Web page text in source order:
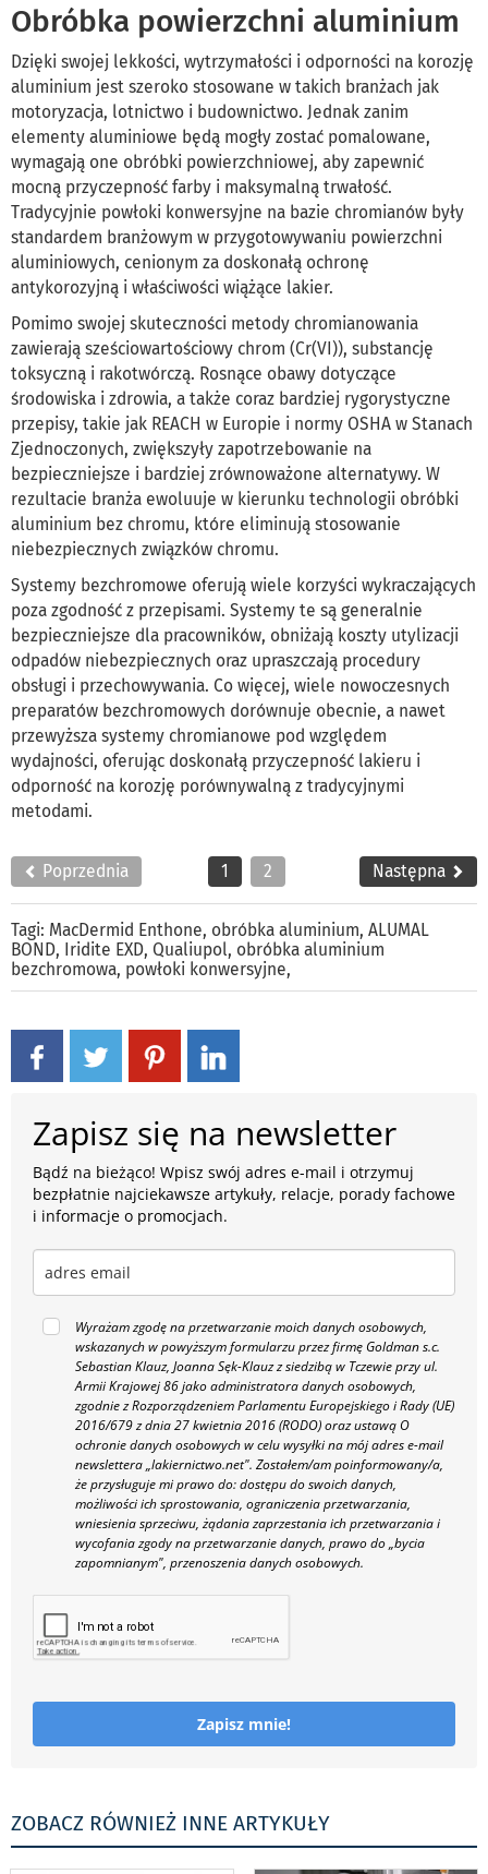
Obróbka powierzchni aluminium
Dzięki swojej lekkości, wytrzymałości i odporności na korozję
aluminium jest szeroko stosowane w takich branżach jak
motoryzacja, lotnictwo i budownictwo. Jednak zanim
elementy aluminiowe będą mogły zostać pomalowane,
wymagają one obróbki powierzchniowej, aby zapewnić
mocną przyczepność farby i maksymalną trwałość.
Tradycyjnie powłoki konwersyjne na bazie chromianów były
standardem branżowym w przygotowywaniu powierzchni
aluminiowych, cenionym za doskonałą ochronę
antykorozyjną i właściwości wiążące lakier.
Pomimo swojej skuteczności metody chromianowania
zawierają sześciowartościowy chrom (Cr(VI)), substancję
toksyczną i rakotwórczą. Rosnące obawy dotyczące
środowiska i zdrowia, a także coraz bardziej rygorystyczne
przepisy, takie jak REACH w Europie i normy OSHA w Stanach
Zjednoczonych, zwiększyły zapotrzebowanie na
bezpieczniejsze i bardziej zrównoważone alternatywy. W
rezultacie branża ewoluuje w kierunku technologii obróbki
aluminium bez chromu, które eliminują stosowanie
niebezpiecznych związków chromu.
Systemy bezchromowe oferują wiele korzyści wykraczających
poza zgodność z przepisami. Systemy te są generalnie
bezpieczniejsze dla pracowników, obniżają koszty utylizacji
odpadów niebezpiecznych oraz upraszczają procedury
obsługi i przechowywania. Co więcej, wiele nowoczesnych
preparatów bezchromowych dorównuje obecnie, a nawet
przewyższa systemy chromianowe pod względem
wydajności, oferując doskonałą przyczepność lakieru i
odporność na korozję porównywalną z tradycyjnymi
metodami.
Poprzednia 1 2 Następna
Tagi: MacDermid Enthone, obróbka aluminium, ALUMAL
BOND, Iridite EXD, Qualiupol, obróbka aluminium
bezchromowa, powłoki konwersyjne,
Zapisz się na newsletter
Bądź na bieżąco! Wpisz swój adres e-mail i otrzymuj
bezpłatnie najciekawsze artykuły, relacje, porady fachowe
i informacje o promocjach.
Wyrażam zgodę na przetwarzanie moich danych osobowych,
wskazanych w powyższym formularzu przez firmę Goldman s.c.
Sebastian Klauz, Joanna Sęk-Klauz z siedzibą w Tczewie przy ul.
Armii Krajowej 86 jako administratora danych osobowych,
zgodnie z Rozporządzeniem Parlamentu Europejskiego i Rady (UE)
2016/679 z dnia 27 kwietnia 2016 (RODO) oraz ustawą O
ochronie danych osobowych w celu wysyłki na mój adres e-mail
newslettera „lakiernictwo.net". Zostałem/am poinformowany/a,
że przysługuje mi prawo do: dostępu do swoich danych,
możliwości ich sprostowania, ograniczenia przetwarzania,
wniesienia sprzeciwu, żądania zaprzestania ich przetwarzania i
wycofania zgody na przetwarzanie danych, prawo do „bycia
zapomnianym", przenoszenia danych osobowych.
Zapisz mnie!
ZOBACZ RÓWNIEŻ INNE ARTYKUŁY